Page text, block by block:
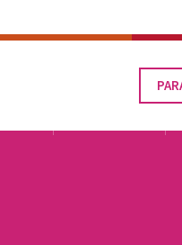
LE
ÉGALITÉ DES CHANCES